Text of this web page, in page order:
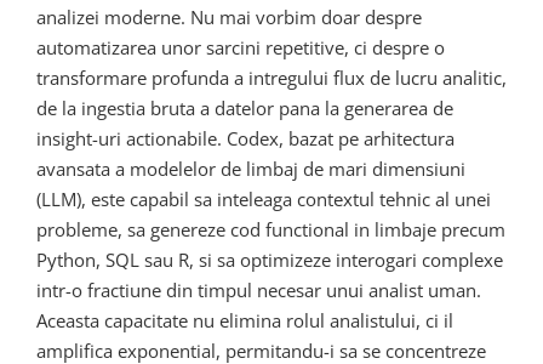
analizei moderne. Nu mai vorbim doar despre
automatizarea unor sarcini repetitive, ci despre o
transformare profunda a intregului flux de lucru analitic,
de la ingestia bruta a datelor pana la generarea de
insight-uri actionabile. Codex, bazat pe arhitectura
avansata a modelelor de limbaj de mari dimensiuni
(LLM), este capabil sa inteleaga contextul tehnic al unei
probleme, sa genereze cod functional in limbaje precum
Python, SQL sau R, si sa optimizeze interogari complexe
intr-o fractiune din timpul necesar unui analist uman.
Aceasta capacitate nu elimina rolul analistului, ci il
amplifica exponential, permitandu-i sa se concentreze